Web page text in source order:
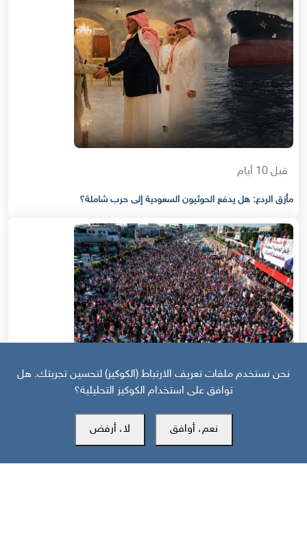
قبل 10 أيام
مأزق الردع: هل يدفع الحوثيون السعودية إلى حرب شاملة؟
نحن نستخدم ملفات تعريف الارتباط (الكوكيز) لتحسين تجربتك. هل
توافق على استخدام الكوكيز التحليلية؟
نعم، أوافق لا، أرفض